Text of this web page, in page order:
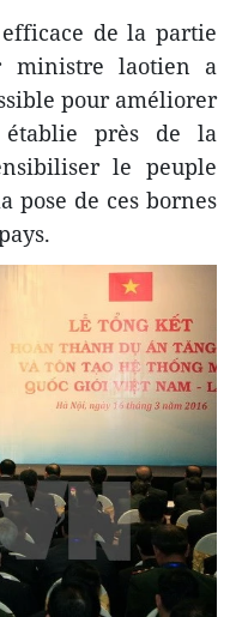
de la partie
ministre laotien a
pour améliorer
près de la
le peuple
pose de ces bornes